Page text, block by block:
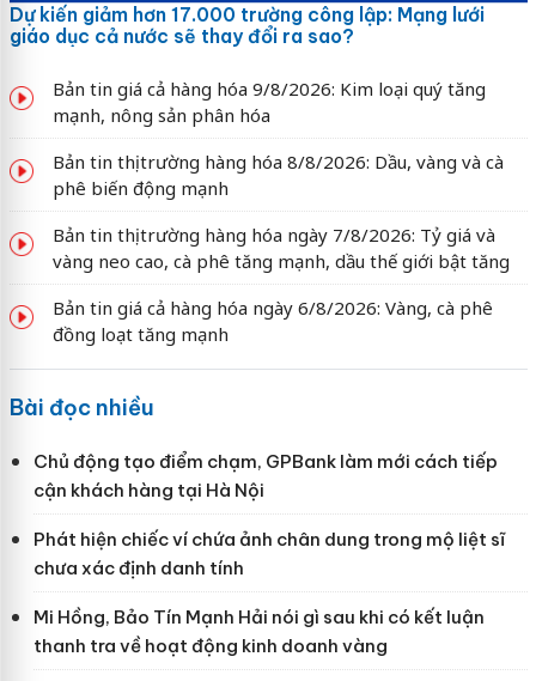
Dự kiến giảm hơn 17.000 trường công lập: Mạng lưới
giáo dục cả nước sẽ thay đổi ra sao?
Bản tin giá cả hàng hóa 9/8/2026: Kim loại quý tăng
mạnh, nông sản phân hóa
Bản tin thị trường hàng hóa 8/8/2026: Dầu, vàng và cà
phê biến động mạnh
Bản tin thị trường hàng hóa ngày 7/8/2026: Tỷ giá và
vàng neo cao, cà phê tăng mạnh, dầu thế giới bật tăng
Bản tin giá cả hàng hóa ngày 6/8/2026: Vàng, cà phê
đồng loạt tăng mạnh
Bài đọc nhiều
Chủ động tạo điểm chạm, GPBank làm mới cách tiếp
cận khách hàng tại Hà Nội
Phát hiện chiếc ví chứa ảnh chân dung trong mộ liệt sĩ
chưa xác định danh tính
Mi Hồng, Bảo Tín Mạnh Hải nói gì sau khi có kết luận
thanh tra về hoạt động kinh doanh vàng